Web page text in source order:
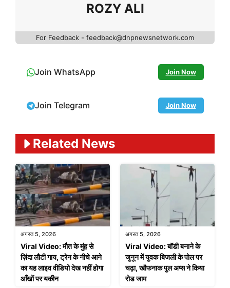
ROZY ALI
For Feedback - feedback@dnpnewsnetwork.com
Join WhatsApp Join Now
Join Telegram Join Now
Related News
अगस्त 5, 2026
Viral Video: मौत के मुंह से
ज़िंदा लौटी गाय, ट्रेन के नीचे आने
का यह लाइव वीडियो देख नहीं होगा
आँखों पर यकीन
अगस्त 5, 2026
Viral Video: बॉडी बनाने के
जुनून में युवक बिजली के पोल पर
चढ़ा, खौफनाक पुल अप्स ने किया
रोड जाम